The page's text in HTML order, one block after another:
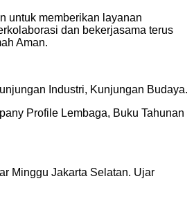
untuk memberikan layanan
dan bekerjasama terus
Aman.
Industri, Kunjungan Budaya.
Profile Lembaga, Buku Tahunan
Minggu Jakarta Selatan. Ujar